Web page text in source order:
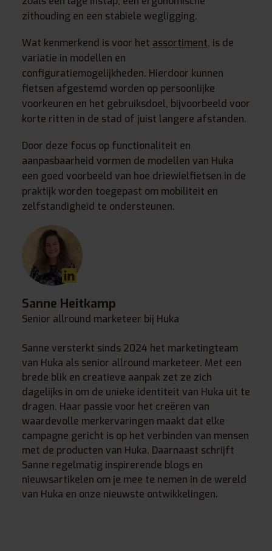
zithouding en een stabiele wegligging.
Wat kenmerkend is voor het assortiment, is de
variatie in modellen en
configuratiemogelijkheden. Hierdoor kunnen
fietsen afgestemd worden op persoonlijke
voorkeuren en het gebruiksdoel, bijvoorbeeld voor
korte ritten in de stad of juist langere afstanden.
Door deze focus op functionaliteit en
aanpasbaarheid vormen de modellen van Huka
een goed voorbeeld van hoe driewielfietsen in de
praktijk worden toegepast om mobiliteit en
zelfstandigheid te ondersteunen.
Sanne Heitkamp
Senior allround marketeer bij Huka
Sanne versterkt sinds 2024 het marketingteam
van Huka als senior allround marketeer. Met een
brede blik en creatieve aanpak zet ze zich
dagelijks in om de unieke identiteit van Huka uit te
dragen. Haar passie voor het creëren van
waardevolle merkervaringen maakt dat elke
campagne gericht is op het verbinden van mensen
met de producten van Huka. Daarnaast schrijft
Sanne regelmatig inspirerende blogs en
nieuwsartikelen om je mee te nemen in de wereld
van Huka en onze nieuwste ontwikkelingen.